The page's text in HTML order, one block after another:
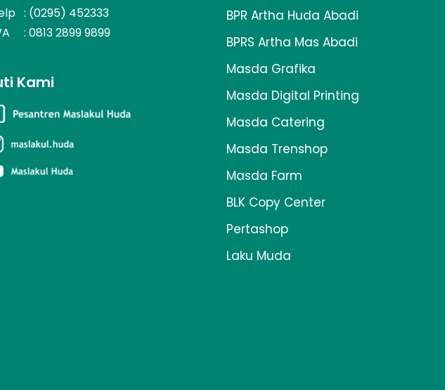
: (0295) 452333
: 0813 2899 9899
Kami
BPR Artha Huda Abadi
BPRS Artha Mas Abadi
Masda Grafika
Masda Digital Printing
Masda Catering
Masda Trenshop
Masda Farm
BLK Copy Center
Pertashop
Laku Muda